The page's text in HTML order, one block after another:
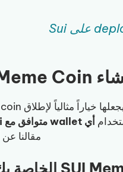
أي wallet متوافق مع Sui
مقالنا عن